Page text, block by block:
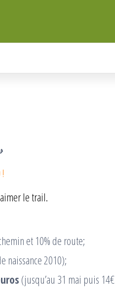
le trail.
et 10% de route;
naissance 2010);
(jusqu’au 31 mai puis 14€